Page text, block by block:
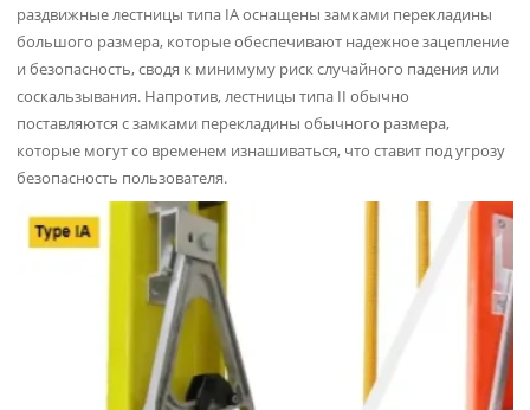
раздвижные лестницы типа IA оснащены замками перекладины
большого размера, которые обеспечивают надежное зацепление
и безопасность, сводя к минимуму риск случайного падения или
соскальзывания. Напротив, лестницы типа II обычно
поставляются с замками перекладины обычного размера,
которые могут со временем изнашиваться, что ставит под угрозу
безопасность пользователя.